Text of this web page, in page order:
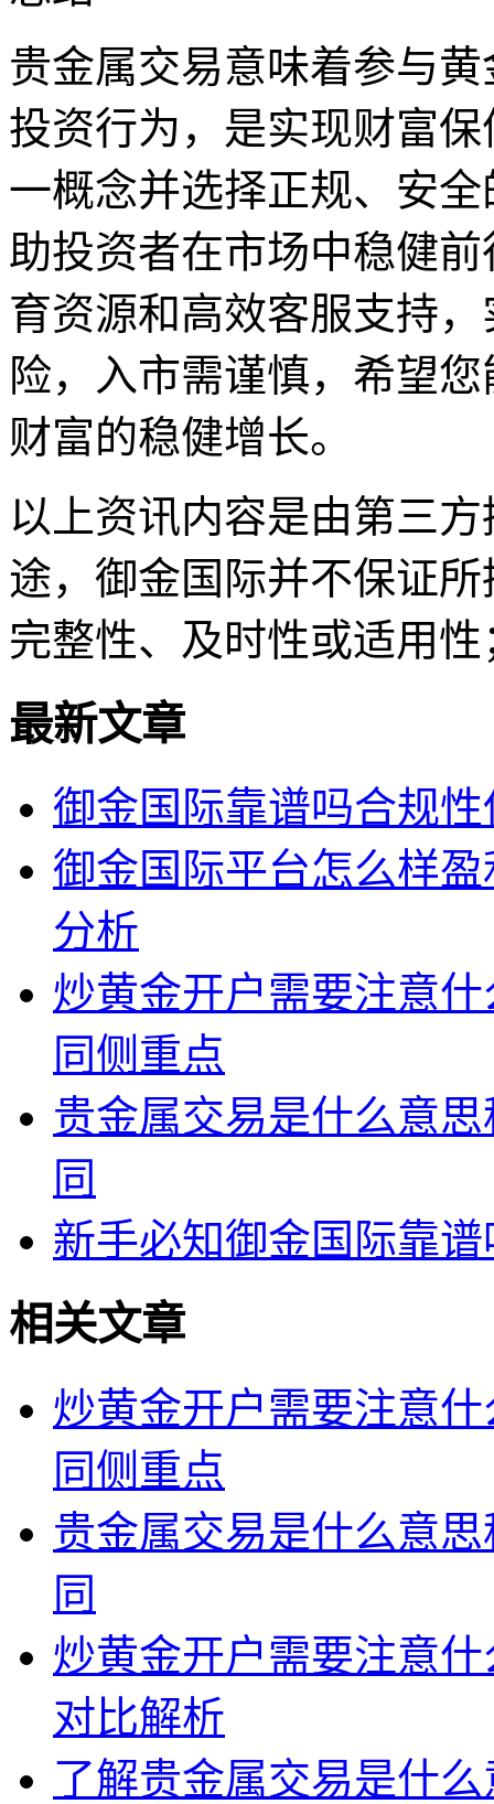
贵金属交易意味着参与
投资行为，是实现财富
一概念并选择正规、安
助投资者在市场中稳健
育资源和高效客服支持
险，入市需谨慎，希望
财富的稳健增长。
以上资讯内容是由第三
途，御金国际并不保证
完整性、及时性或适用
最新文章
御金国际靠谱吗合规
御金国际平台怎么样
分析
炒黄金开户需要注意
同侧重点
贵金属交易是什么意
同
新手必知御金国际靠
相关文章
炒黄金开户需要注意
同侧重点
贵金属交易是什么意
同
炒黄金开户需要注意
对比解析
了解贵金属交易是什